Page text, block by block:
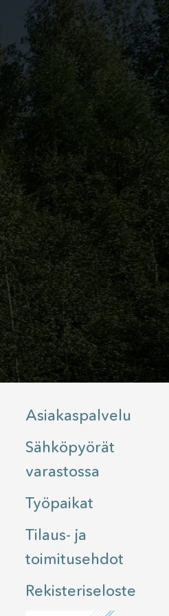
Asiakaspalvelu
Sähköpyörät
varastossa
Työpaikat
Tilaus- ja
toimitusehdot
Rekisteriseloste